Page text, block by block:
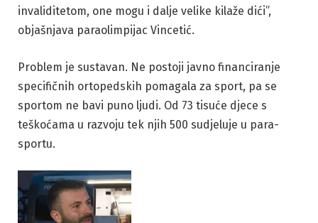
invaliditetom, one mogu i dalje velike kilaže dići”,
objašnjava paraolimpijac Vincetić.
Problem je sustavan. Ne postoji javno financiranje
specifičnih ortopedskih pomagala za sport, pa se
sportom ne bavi puno ljudi. Od 73 tisuće djece s
teškoćama u razvoju tek njih 500 sudjeluje u para-
sportu.